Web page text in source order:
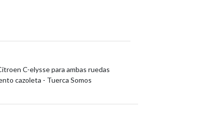
C-elysse para ambas ruedas
cazoleta - Tuerca Somos